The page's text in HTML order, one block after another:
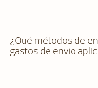
¿Qué métodos de
gastos de envío